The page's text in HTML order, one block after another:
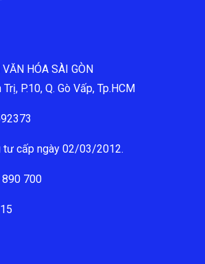
HÓA SÀI GÒN
P.10, Q. Gò Vấp, Tp.HCM
tư cấp ngày 02/03/2012.
700